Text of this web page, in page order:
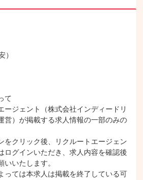
）
て
ージェント（株式会社インディードリ
営）が掲載する求人情報の一部のみの
をクリック後、リクルートエージェン
ログインいただき、求人内容を確認後
いたします。
っては本求人は掲載を終了している可